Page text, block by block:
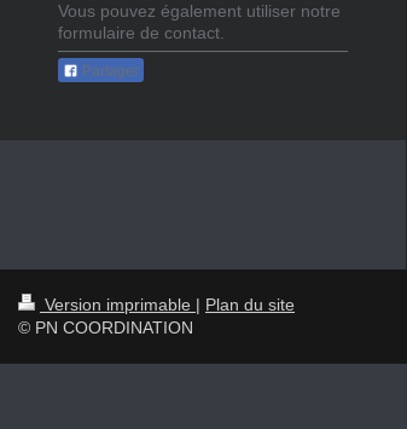
Vous pouvez également utiliser notre
formulaire de contact.
Partager
Version imprimable | Plan du site
© PN COORDINATION